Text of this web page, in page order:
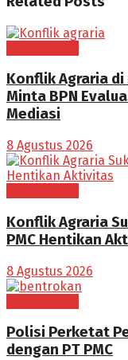
Konflik Agraria di
Minta BPN
Mediasi
8 Agustus 2026
Konflik Agraria
PMC Hentikan
8 Agustus 2026
Polisi Perketat
dengan PT PMC